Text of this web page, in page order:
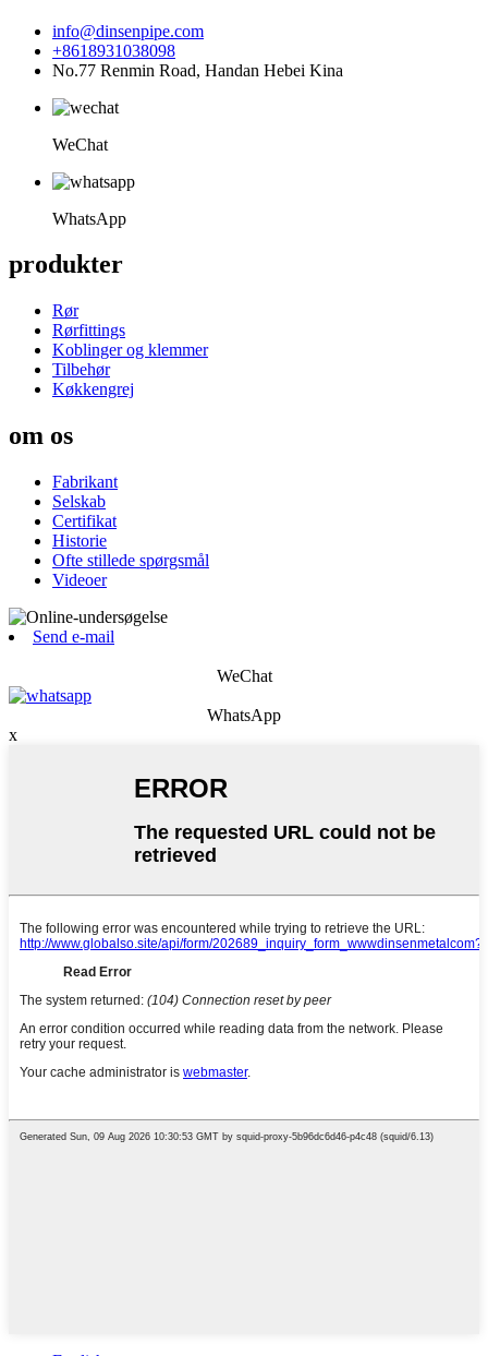
info@dinsenpipe.com
+8618931038098
No.77 Renmin Road, Handan Hebei Kina
WeChat
WhatsApp
produkter
Rør
Rørfittings
Koblinger og klemmer
Tilbehør
Køkkengrej
om os
Fabrikant
Selskab
Certifikat
Historie
Ofte stillede spørgsmål
Videoer
Send e-mail
WeChat
WhatsApp
x